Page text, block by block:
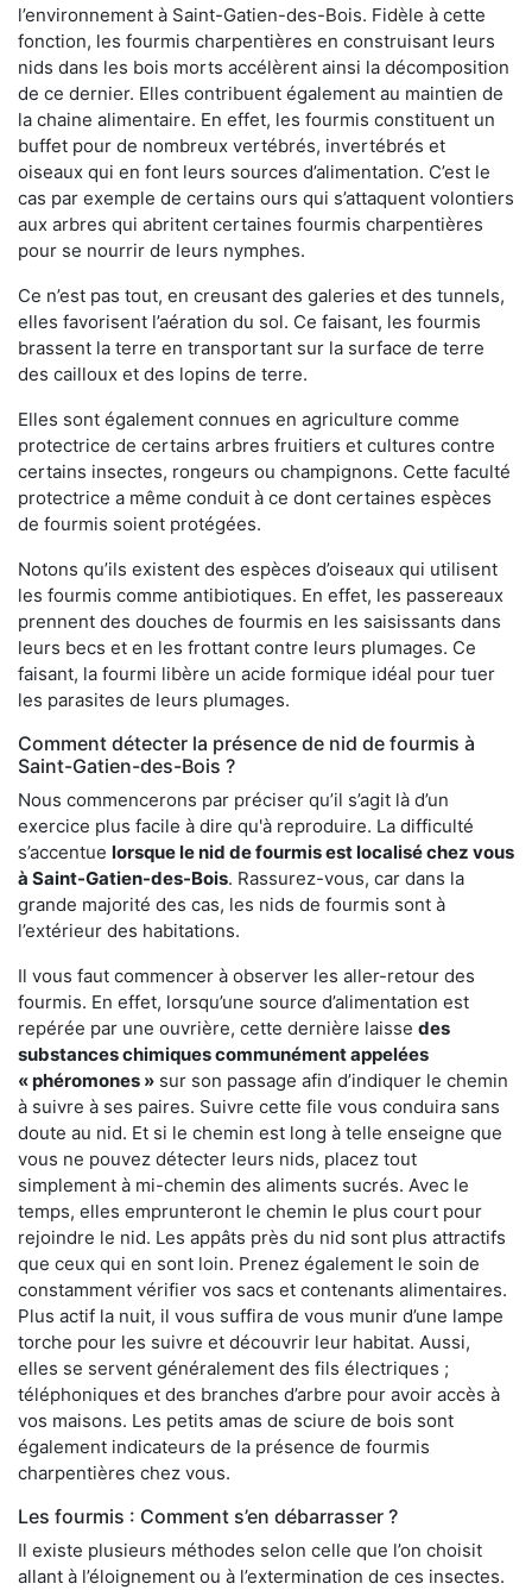
l’environnement à Saint-Gatien-des-Bois. Fidèle à cette
fonction, les fourmis charpentières en construisant leurs
nids dans les bois morts accélèrent ainsi la décomposition
de ce dernier. Elles contribuent également au maintien de
la chaine alimentaire. En effet, les fourmis constituent un
buffet pour de nombreux vertébrés, invertébrés et
oiseaux qui en font leurs sources d’alimentation. C’est le
cas par exemple de certains ours qui s’attaquent volontiers
aux arbres qui abritent certaines fourmis charpentières
pour se nourrir de leurs nymphes.
Ce n’est pas tout, en creusant des galeries et des tunnels,
elles favorisent l’aération du sol. Ce faisant, les fourmis
brassent la terre en transportant sur la surface de terre
des cailloux et des lopins de terre.
Elles sont également connues en agriculture comme
protectrice de certains arbres fruitiers et cultures contre
certains insectes, rongeurs ou champignons. Cette faculté
protectrice a même conduit à ce dont certaines espèces
de fourmis soient protégées.
Notons qu’ils existent des espèces d’oiseaux qui utilisent
les fourmis comme antibiotiques. En effet, les passereaux
prennent des douches de fourmis en les saisissants dans
leurs becs et en les frottant contre leurs plumages. Ce
faisant, la fourmi libère un acide formique idéal pour tuer
les parasites de leurs plumages.
Comment détecter la présence de nid de fourmis à
Saint-Gatien-des-Bois ?
Nous commencerons par préciser qu’il s’agit là d’un
exercice plus facile à dire qu'à reproduire. La difficulté
s’accentue lorsque le nid de fourmis est localisé chez vous
à Saint-Gatien-des-Bois. Rassurez-vous, car dans la
grande majorité des cas, les nids de fourmis sont à
l’extérieur des habitations.
Il vous faut commencer à observer les aller-retour des
fourmis. En effet, lorsqu’une source d’alimentation est
repérée par une ouvrière, cette dernière laisse des
substances chimiques communément appelées
« phéromones » sur son passage afin d’indiquer le chemin
à suivre à ses paires. Suivre cette file vous conduira sans
doute au nid. Et si le chemin est long à telle enseigne que
vous ne pouvez détecter leurs nids, placez tout
simplement à mi-chemin des aliments sucrés. Avec le
temps, elles emprunteront le chemin le plus court pour
rejoindre le nid. Les appâts près du nid sont plus attractifs
que ceux qui en sont loin. Prenez également le soin de
constamment vérifier vos sacs et contenants alimentaires.
Plus actif la nuit, il vous suffira de vous munir d’une lampe
torche pour les suivre et découvrir leur habitat. Aussi,
elles se servent généralement des fils électriques ;
téléphoniques et des branches d’arbre pour avoir accès à
vos maisons. Les petits amas de sciure de bois sont
également indicateurs de la présence de fourmis
charpentières chez vous.
Les fourmis : Comment s’en débarrasser ?
Il existe plusieurs méthodes selon celle que l’on choisit
allant à l’éloignement ou à l’extermination de ces insectes.